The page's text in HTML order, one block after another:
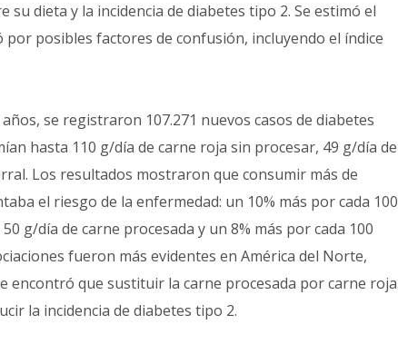
dieta y la incidencia de diabetes tipo 2. Se estimó el
posibles factores de confusión, incluyendo el índice
se registraron 107.271 nuevos casos de diabetes
hasta 110 g/día de carne roja sin procesar, 49 g/día de
Los resultados mostraron que consumir más de
el riesgo de la enfermedad: un 10% más por cada 100
g/día de carne procesada y un 8% más por cada 100
fueron más evidentes en América del Norte,
encontró que sustituir la carne procesada por carne roja
la incidencia de diabetes tipo 2.